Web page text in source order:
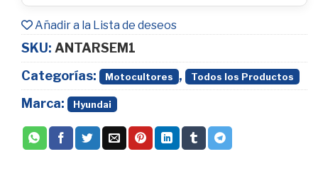
Añadir a la Lista de deseos
SKU: ANTARSEM1
Categorías:
Motocultores , Todos los Productos
Marca: Hyundai